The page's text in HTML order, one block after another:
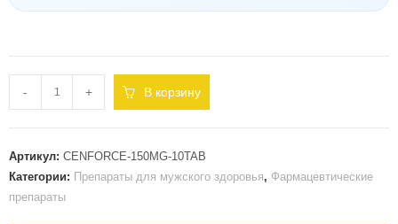
- + В корзину
Артикул: CENFORCE-150MG-10TAB
Категории: Препараты для мужского здоровья, Фармацевтические
препараты